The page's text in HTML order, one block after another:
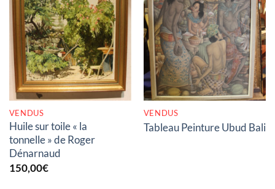
RUPTURE DE STOCK
VENDUS
Huile sur toile « la
tonnelle » de Roger
Dénarnaud
150,00€
RUPTURE DE STOCK
VENDUS
Tableau Peinture Ubud Bali